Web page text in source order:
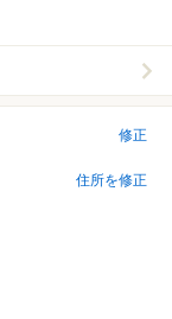
修正
住所を修正